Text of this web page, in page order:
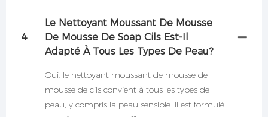
4
Le Nettoyant Moussant De Mousse
De Mousse De Soap Cils Est-Il
Adapté À Tous Les Types De Peau?
Oui, le nettoyant moussant de mousse de
mousse de cils convient à tous les types de
peau, y compris la peau sensible. Il est formulé